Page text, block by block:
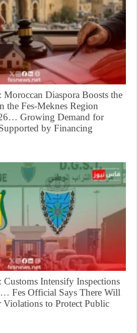
Moroccan Diaspora Boosts the
the Fes-Meknes Region
Growing Demand for
by Financing
Customs Intensify Inspections
Fes Official Says There Will
Violations to Protect Public